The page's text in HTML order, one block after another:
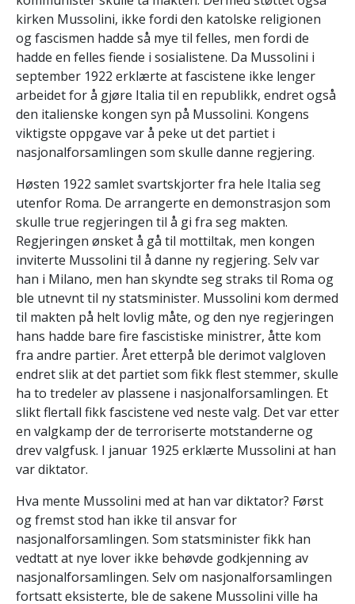
kirken Mussolini, ikke fordi den katolske religionen
og fascismen hadde så mye til felles, men fordi de
hadde en felles fiende i sosialistene. Da Mussolini i
september 1922 erklærte at fascistene ikke lenger
arbeidet for å gjøre Italia til en republikk, endret også
den italienske kongen syn på Mussolini. Kongens
viktigste oppgave var å peke ut det partiet i
nasjonalforsamlingen som skulle danne regjering.
Høsten 1922 samlet svartskjorter fra hele Italia seg
utenfor Roma. De arrangerte en demonstrasjon som
skulle true regjeringen til å gi fra seg makten.
Regjeringen ønsket å gå til mottiltak, men kongen
inviterte Mussolini til å danne ny regjering. Selv var
han i Milano, men han skyndte seg straks til Roma og
ble utnevnt til ny statsminister. Mussolini kom dermed
til makten på helt lovlig måte, og den nye regjeringen
hans hadde bare fire fascistiske ministrer, åtte kom
fra andre partier. Året etterpå ble derimot valgloven
endret slik at det partiet som fikk flest stemmer, skulle
ha to tredeler av plassene i nasjonalforsamlingen. Et
slikt flertall fikk fascistene ved neste valg. Det var etter
en valgkamp der de terroriserte motstanderne og
drev valgfusk. I januar 1925 erklærte Mussolini at han
var diktator.
Hva mente Mussolini med at han var diktator? Først
og fremst stod han ikke til ansvar for
nasjonalforsamlingen. Som statsminister fikk han
vedtatt at nye lover ikke behøvde godkjenning av
nasjonalforsamlingen. Selv om nasjonalforsamlingen
fortsatt eksisterte, ble de sakene Mussolini ville ha